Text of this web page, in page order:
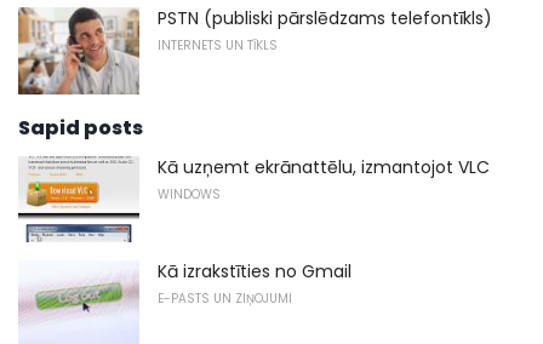
PSTN (publiski pārslēdzams telefontīkls)
INTERNETS UN TĪKLS
Sapid posts
Kā uzņemt ekrānattēlu, izmantojot VLC
WINDOWS
Kā izrakstīties no Gmail
E-PASTS UN ZIŅOJUMI